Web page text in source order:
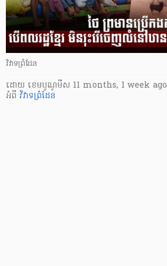
វិវាទព្រំដែន
ដោយ ​ ខេមបូណូមីស 11 months, 1 week ago
អំពី វិវាទព្រំដែន